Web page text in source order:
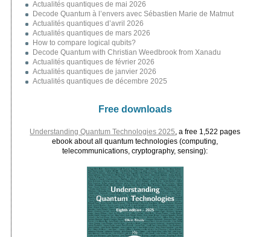
Actualités quantiques de mai 2026
Decode Quantum à l’envers avec Sébastien Marie de Matmut
Actualités quantiques d’avril 2026
Actualités quantiques de mars 2026
How to compare logical qubits?
Decode Quantum with Christian Weedbrook from Xanadu
Actualités quantiques de février 2026
Actualités quantiques de janvier 2026
Actualités quantiques de décembre 2025
Free downloads
Understanding Quantum Technologies 2025 , a free 1,522 pages
ebook about all quantum technologies (computing,
telecommunications, cryptography, sensing):